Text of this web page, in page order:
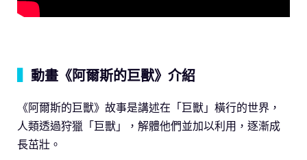
動畫《阿爾斯的巨獸》介紹
《阿爾斯的巨獸》故事是講述在「巨獸」橫行的世界，
人類透過狩獵「巨獸」，解體他們並加以利用，逐漸成
長茁壯。